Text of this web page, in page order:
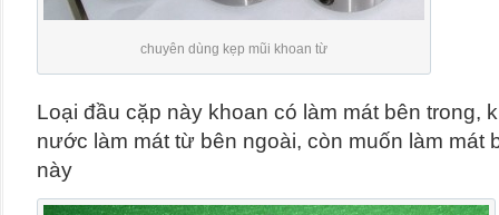
chuyên dùng kẹp mũi khoan từ
Loại đầu cặp này khoan có làm mát bên trong,
nước làm mát từ bên ngoài, còn muốn làm mát
này